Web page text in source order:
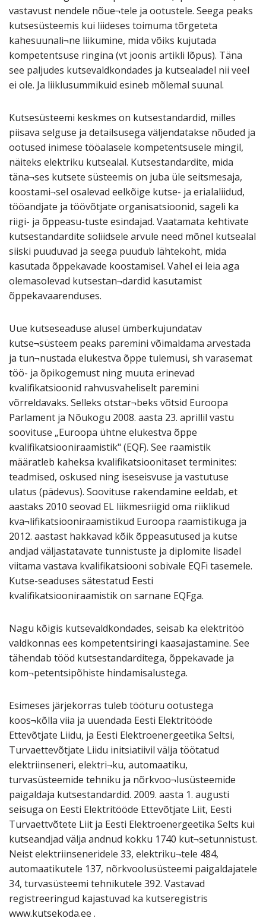
vastavust nendele nõue¬tele ja ootustele. Seega peaks
kutsesüsteemis kui liideses toimuma tõrgeteta
kahesuunali¬ne liikumine, mida võiks kujutada
kompetentsuse ringina (vt joonis artikli lõpus). Täna
see paljudes kutsevaldkondades ja kutsealadel nii veel
ei ole. Ja liiklusummikuid esineb mõlemal suunal.
Kutsesüsteemi keskmes on kutsestandardid, milles
piisava selguse ja detailsusega väljendatakse nõuded ja
ootused inimese tööalasele kompetentsusele mingil,
näiteks elektriku kutsealal. Kutsestandardite, mida
täna¬ses kutsete süsteemis on juba üle seitsmesaja,
koostami¬sel osalevad eelkõige kutse- ja erialaliidud,
tööandjate ja töövõtjate organisatsioonid, sageli ka
riigi- ja õppeasu-tuste esindajad. Vaatamata kehtivate
kutsestandardite soliidsele arvule need mõnel kutsealal
siiski puuduvad ja seega puudub lähtekoht, mida
kasutada õppekavade koostamisel. Vahel ei leia aga
olemasolevad kutsestan¬dardid kasutamist
õppekavaarenduses.
Uue kutseseaduse alusel ümberkujundatav
kutse¬süsteem peaks paremini võimaldama arvestada
ja tun¬nustada elukestva õppe tulemusi, sh varasemat
töö- ja õpikogemust ning muuta erinevad
kvalifikatsioonid rahvusvaheliselt paremini
võrreldavaks. Selleks otstar¬beks võtsid Euroopa
Parlament ja Nõukogu 2008. aasta 23. aprillil vastu
soovituse „Euroopa ühtne elukestva õppe
kvalifikatsiooniraamistik" (EQF). See raamistik
määratleb kaheksa kvalifikatsioonitaset terminites:
teadmised, oskused ning iseseisvuse ja vastutuse
ulatus (pädevus). Soovituse rakendamine eeldab, et
aastaks 2010 seovad EL liikmesriigid oma riiklikud
kva¬lifikatsiooniraamistikud Euroopa raamistikuga ja
2012. aastast hakkavad kõik õppeasutused ja kutse
andjad väljastatavate tunnistuste ja diplomite lisadel
viitama vastava kvalifikatsiooni sobivale EQFi tasemele.
Kutse-seaduses sätestatud Eesti
kvalifikatsiooniraamistik on sarnane EQFga.
Nagu kõigis kutsevaldkondades, seisab ka elektritöö
valdkonnas ees kompetentsiringi kaasajastamine. See
tähendab tööd kutsestandarditega, õppekavade ja
kom¬petentsipõhiste hindamisalustega.
Esimeses järjekorras tuleb tööturu ootustega
koos¬kõlla viia ja uuendada Eesti Elektritööde
Ettevõtjate Liidu, ja Eesti Elektroenergeetika Seltsi,
Turvaettevõtjate Liidu initsiatiivil välja töötatud
elektriinseneri, elektri¬ku, automaatiku,
turvasüsteemide tehniku ja nõrkvoo¬lusüsteemide
paigaldaja kutsestandardid. 2009. aasta 1. augusti
seisuga on Eesti Elektritööde Ettevõtjate Liit, Eesti
Turvaettvõtete Liit ja Eesti Elektroenergeetika Selts kui
kutseandjad välja andnud kokku 1740 kut¬setunnistust.
Neist elektriinseneridele 33, elektriku¬tele 484,
automaatikutele 137, nõrkvoolusüsteemi paigaldajatele
34, turvasüsteemi tehnikutele 392. Vastavad
registreeringud kajastuvad ka kutseregistris
www.kutsekoda.ee .